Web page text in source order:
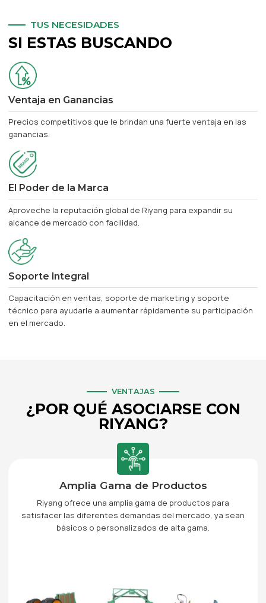
TUS NECESIDADES
SI ESTAS BUSCANDO
Ventaja en Ganancias
Precios competitivos que le brindan una fuerte ventaja en las
ganancias.
El Poder de la Marca
Aproveche la reputación global de Riyang para expandir su
alcance de mercado con facilidad.
Soporte Integral
Capacitación en ventas, soporte de marketing y soporte
técnico para ayudarle a aumentar rápidamente su participación
en el mercado.
VENTAJAS
¿POR QUÉ ASOCIARSE CON
RIYANG?
Amplia Gama de Productos
Riyang ofrece una amplia gama de productos para
satisfacer las diferentes demandas del mercado, ya sean
básicos o personalizados de alta gama.